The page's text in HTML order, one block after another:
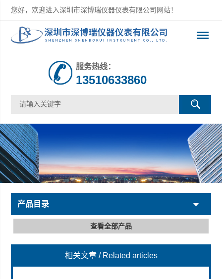
您好，欢迎进入深圳市深博瑞仪器仪表有限公司网站！
深圳市深博瑞仪器仪表有限公司
服务热线：
13510633860
产品目录
查看全部产品
相关文章 / Related articles